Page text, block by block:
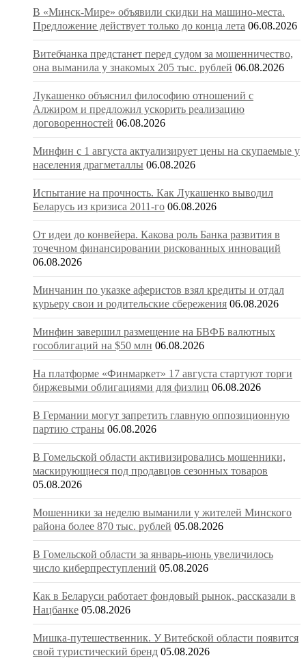
В «Минск-Мире» объявили скидки на машино-места.
Предложение действует только до конца лета 06.08.2026
Витебчанка предстанет перед судом за мошенничество,
она выманила у знакомых 205 тыс. рублей 06.08.2026
Лукашенко объяснил философию отношений с
Алжиром и предложил ускорить реализацию
договоренностей 06.08.2026
Минфин с 1 августа актуализирует цены на скупаемые у
населения драгметаллы 06.08.2026
Испытание на прочность. Как Лукашенко выводил
Беларусь из кризиса 2011-го 06.08.2026
От идеи до конвейера. Какова роль Банка развития в
точечном финансировании рискованных инноваций
06.08.2026
Минчанин по указке аферистов взял кредиты и отдал
курьеру свои и родительские сбережения 06.08.2026
Минфин завершил размещение на БВФБ валютных
гособлигаций на $50 млн 06.08.2026
На платформе «Финмаркет» 17 августа стартуют торги
биржевыми облигациями для физлиц 06.08.2026
В Германии могут запретить главную оппозиционную
партию страны 06.08.2026
В Гомельской области активизировались мошенники,
маскирующиеся под продавцов сезонных товаров
05.08.2026
Мошенники за неделю выманили у жителей Минского
района более 870 тыс. рублей 05.08.2026
В Гомельской области за январь-июнь увеличилось
число киберпреступлений 05.08.2026
Как в Беларуси работает фондовый рынок, рассказали в
Нацбанке 05.08.2026
Мишка-путешественник. У Витебской области появится
свой туристический бренд 05.08.2026